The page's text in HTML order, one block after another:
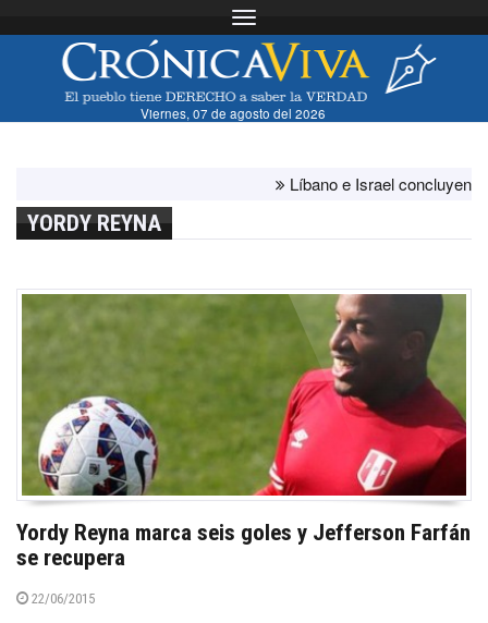
Toggle navigation
Viernes, 07 de agosto del 2026
Líbano e Israel concluyen
YORDY REYNA
Yordy Reyna marca seis goles y Jefferson Farfán
se recupera
22/06/2015